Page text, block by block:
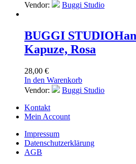
Vendor:
Buggi Studio
BUGGI STUDIO
Kapuze, Rosa
28,00 €
In den Warenkorb
Vendor:
Buggi Studio
Kontakt
Mein Account
Impressum
Datenschutzerklärung
AGB